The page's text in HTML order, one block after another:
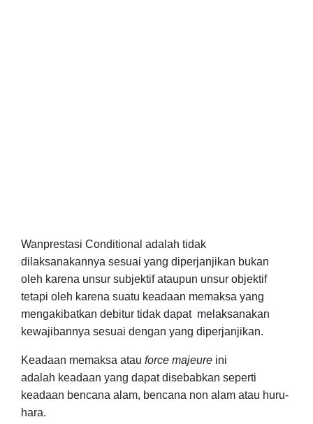
Wanprestasi Conditional adalah tidak
dilaksanakannya sesuai yang diperjanjikan bukan
oleh karena unsur subjektif ataupun unsur objektif
tetapi oleh karena suatu keadaan memaksa yang
mengakibatkan debitur tidak dapat melaksanakan
kewajibannya sesuai dengan yang diperjanjikan.
Keadaan memaksa atau force majeure ini
adalah keadaan yang dapat disebabkan seperti
keadaan bencana alam, bencana non alam atau huru-
hara.